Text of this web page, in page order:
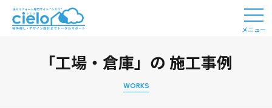
メニュー
「工場・倉庫」の 施工事例
WORKS